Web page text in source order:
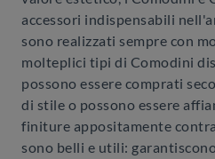
accessori indispensabili
sono realizzati sempre con
molteplici tipi di Comodini
possono essere comprati
di stile o possono essere
finiture appositamente
sono belli e utili: